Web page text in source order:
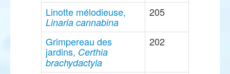
Linotte mélodieuse,
Linaria cannabina
205
Grimpereau des
jardins, Certhia
brachydactyla
202